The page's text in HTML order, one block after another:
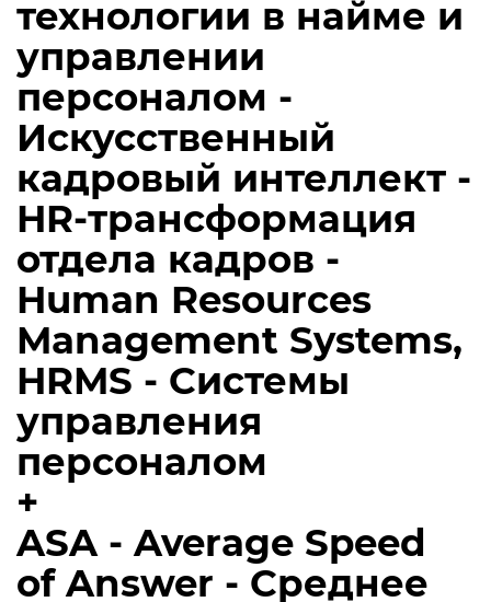
технологии в найме и
управлении
персоналом -
Искусственный
кадровый интеллект -
HR-трансформация
отдела кадров -
Human Resources
Management Systems,
HRMS - Системы
управления
персоналом
+
ASA - Average Speed
of Answer - Среднее